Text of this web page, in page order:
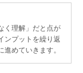
く理解」だと点が
ンプットを繰り返
めていきます。